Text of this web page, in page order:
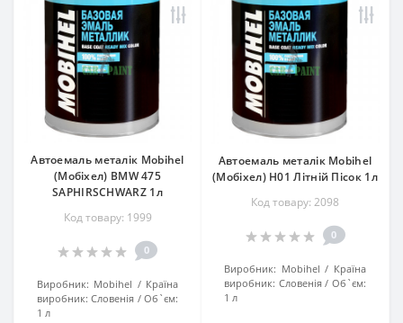
Автоемаль металік Mobihel
(Мобіхел) BMW 475
SAPHIRSCHWARZ 1л
Код товару: 1999
0
Виробник: Mobihel
Країна
виробник: Словенія
Об`єм:
1 л
Автоемаль металік Mobihel
(Мобіхел) H01 Літній Пісок 1л
Код товару: 2098
0
Виробник: Mobihel
Країна
виробник: Словенія
Об`єм:
1 л